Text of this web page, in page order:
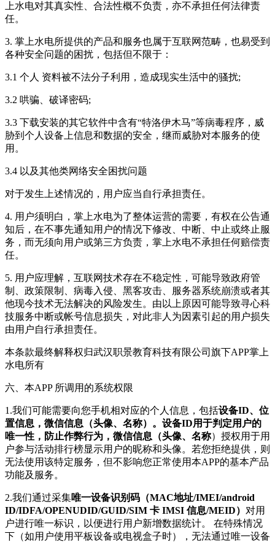
上水电对其真实性、合法性概不负责，亦不承担任何法律责
任。
3. 掌上水电所提供的产品和服务也属于互联网范畴，也易受到
各种安全问题的困扰，包括但不限于：
3.1 个人 资料被不法分子利用，造成现实生活中的骚扰;
3.2 哄骗、破译密码;
3.3 下载安装的其它软件中含有“特洛伊木马”等病毒程序，威
胁到个人设备上信息和数据的安全，继而威胁对本服务的使
用。
3.4 以及其他类网络安全困扰问题
对于发生上述情况的，用户应当自行承担责任。
4. 用户须明白，掌上水电为了整体运营的需要，有权在公告通
知后，在不事先通知用户的情况下修改、中断、中止或终止服
务，而无须向用户或第三方负责，掌上水电不承担任何赔偿责
任。
5. 用户应理解，互联网技术存在不稳定性，可能导致政府管
制、政策限制、病毒入侵、黑客攻击、服务器系统崩溃或者其
他现今技术无法解决的风险发生。由以上原因可能导致寻心科
技服务中断或帐号信息损失，对此非人为因素引起的用户损失
由用户自行承担责任。
本条款最终解释权归武汉职景教育科技有限公司旗下APP掌上
水电所有
六、本APP 所调用的系统权限
1.我们可能需要向您手机相对应的个人信息，包括设备ID、位
置信息，微信信息（头像、名称）。设备ID用于判定用户的
唯一性，防止作弊行为，微信信息（头像、名称）授权用于用
户参与活动排行榜显示用户的昵称和头像。若您拒绝提供，则
无法使用该特定服务，但不影响您正常使用本APP的基本产品
功能及服务。
2.我们通过采集唯一设备识别码（MAC地址/IMEI/android
ID/IDFA/OPENUDID/GUID/SIM 卡 IMSI 信息/MEID） 对用
户进行唯一标识，以便进行用户新增数据统计。 在特殊情况
下（如用户使用平板设备或电视盒子时），无法通过唯一设备